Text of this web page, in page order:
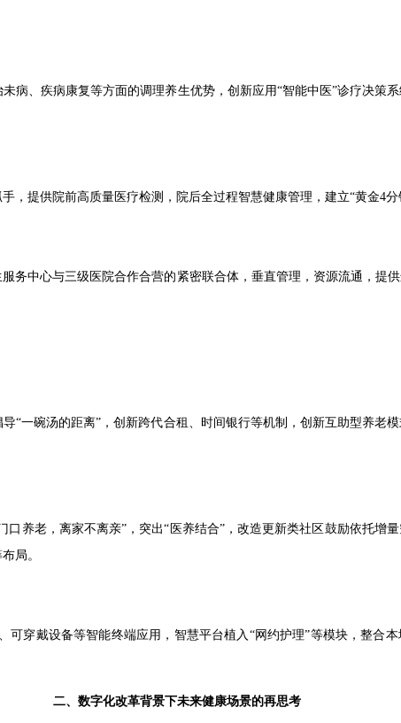
病、疾病康复等方面的调理养生优势，创新应用“智能中医”诊疗决策
，提供院前高质量医疗检测，院后全过程智慧健康管理，建立“黄金4分
务中心与三级医院合作合营的紧密联合体，垂直管理，资源流通，提
“一碗汤的距离”，创新跨代合租、时间银行等机制，创新互助型养老
口养老，离家不离亲”，突出“医养结合”，改造更新类社区鼓励依托增
局。
可穿戴设备等智能终端应用，智慧平台植入“网约护理”等模块，整合
二、数字化改革背景下未来健康场景的再思考